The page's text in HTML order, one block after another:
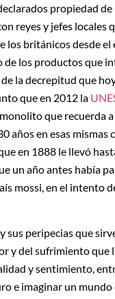
propiedad
reyes y jefes locales
los británicos desde
los productos que
la decrepitud que
que en 2012 la
que recuerda a
años en esas
en 1888 le llevó
un año antes había
mossi, en el intento
sus peripecias que
y del sufrimiento que
y sentimiento,
e imaginar un